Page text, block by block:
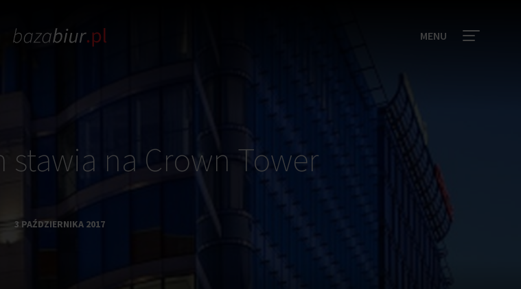
MENU
na Crown Tower
3 PAŹDZIERNIKA 2017